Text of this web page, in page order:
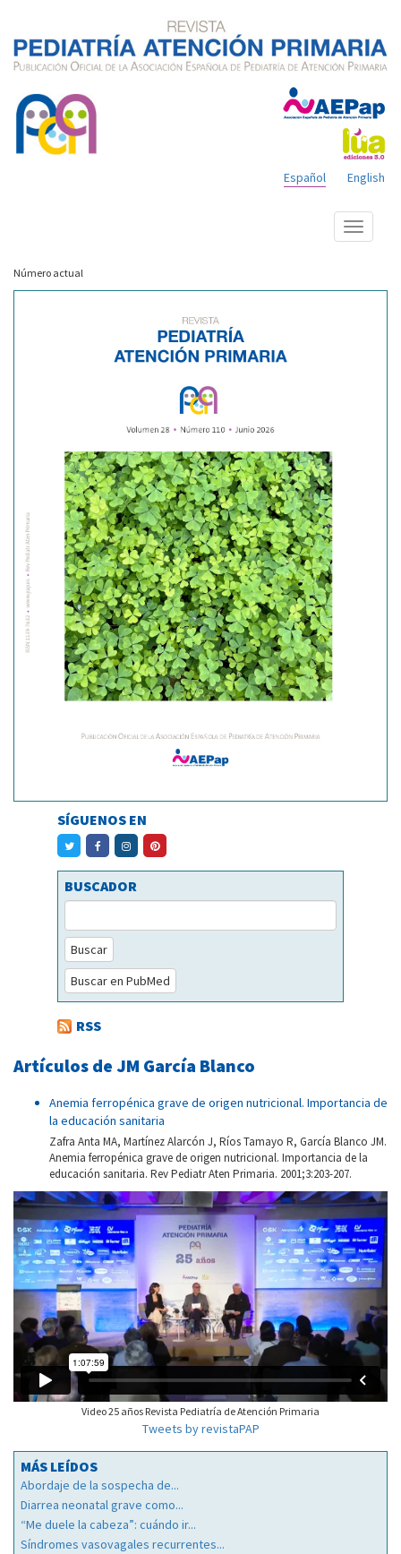
English
Español
Mostrar
menú
Número actual
SÍGUENOS EN
BUSCADOR
Buscar
Buscar en PubMed
RSS
Artículos de JM García Blanco
Anemia ferropénica grave de origen nutricional. Importancia de
la educación sanitaria
Zafra Anta MA, Martínez Alarcón J, Ríos Tamayo R, García Blanco JM.
Anemia ferropénica grave de origen nutricional. Importancia de la
educación sanitaria. Rev Pediatr Aten Primaria. 2001;3:203-207.
Video 25 años Revista Pediatría de Atención Primaria
Tweets by revistaPAP
MÁS LEÍDOS
Abordaje de la sospecha de...
Diarrea neonatal grave como...
“Me duele la cabeza”: cuándo ir...
Síndromes vasovagales recurrentes...